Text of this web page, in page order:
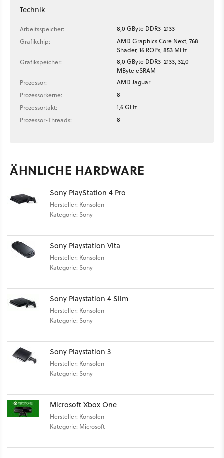
Technik
Arbeitsspeicher:
8,0 GByte DDR3-2133
Grafikchip:
AMD Graphics Core Next, 768
Shader, 16 ROPs, 853 MHz
Grafikspeicher:
8,0 GByte DDR3-2133, 32,0
MByte eSRAM
Prozessor:
AMD Jaguar
Prozessorkerne:
8
Prozessortakt:
1,6 GHz
Prozessor-Threads:
8
ÄHNLICHE HARDWARE
Sony PlayStation 4 Pro
Hersteller: Konsolen
Kategorie: Sony
Sony Playstation Vita
Hersteller: Konsolen
Kategorie: Sony
Sony Playstation 4 Slim
Hersteller: Konsolen
Kategorie: Sony
Sony Playstation 3
Hersteller: Konsolen
Kategorie: Sony
Microsoft Xbox One
Hersteller: Konsolen
Kategorie: Microsoft